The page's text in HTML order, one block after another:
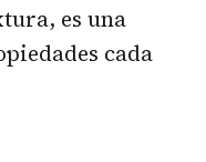
es una
cada